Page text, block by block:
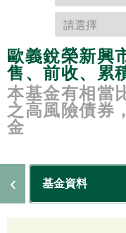
歐義銳榮新興
售、前收、累
本基金有相當
之高風險債券
金
基金資料